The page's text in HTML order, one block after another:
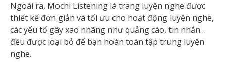
Ngoài ra, Mochi Listening là trang luyện nghe được
thiết kế đơn giản và tối ưu cho hoạt động luyện nghe,
các yếu tố gây xao nhãng như quảng cáo, tin nhắn…
đều được loại bỏ để bạn hoàn toàn tập trung luyện
nghe.